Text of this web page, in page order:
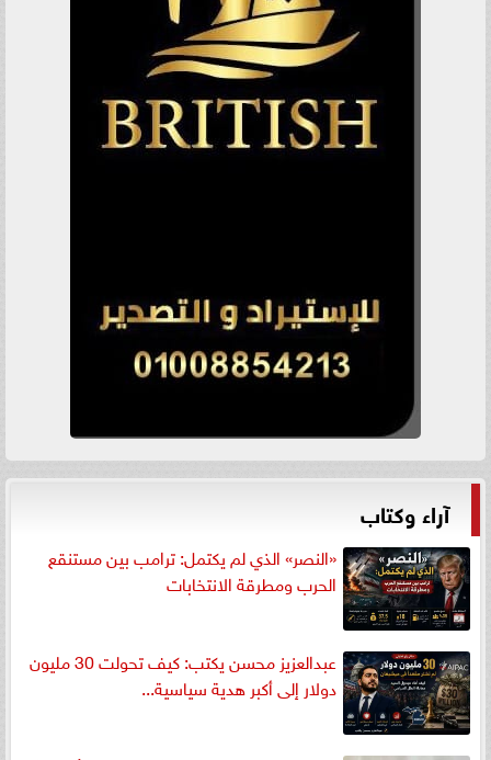
آراء وكتاب
«النصر» الذي لم يكتمل: ترامب بين مستنقع
الحرب ومطرقة الانتخابات
عبدالعزيز محسن يكتب: كيف تحولت 30 مليون
دولار إلى أكبر هدية سياسية...